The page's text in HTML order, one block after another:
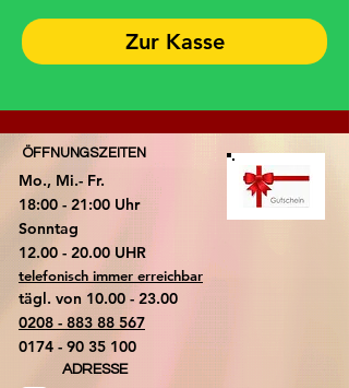
Zur Kasse
ÖFFNUNGSZEITEN
Mo., Mi.- Fr.
18:00 - 21:00 Uhr
​Sonntag
​12.00 - 20.00 UHR
telefonisch immer erreichbar
tägl. von 10.00 - 23.00
0208 - 883 88 567
0174 - 90 35 100
ADRESSE